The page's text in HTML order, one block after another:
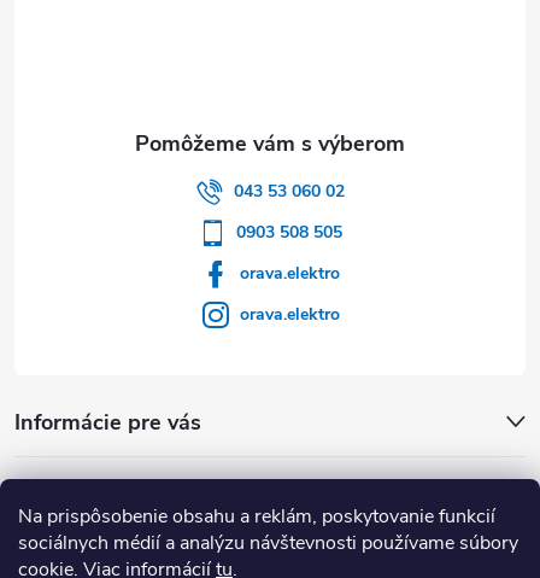
Na prispôsobenie obsahu a reklám, poskytovanie funkcií
sociálnych médií a analýzu návštevnosti používame súbory
cookie. Viac informáciítu.
043 53 060 02
0903 508 505
orava.elektro
orava.elektro
Informácie pre vás